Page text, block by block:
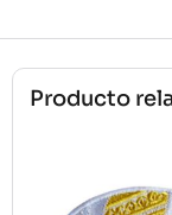
Producto